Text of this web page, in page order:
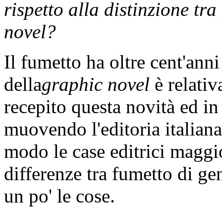
rispetto alla distinzione tra
novel?
Il fumetto ha oltre
dellagraphic novel è
recepito questa novità ed
muovendo l'editoria
modo le case editrici
differenze tra fumetto di
un po' le cose.